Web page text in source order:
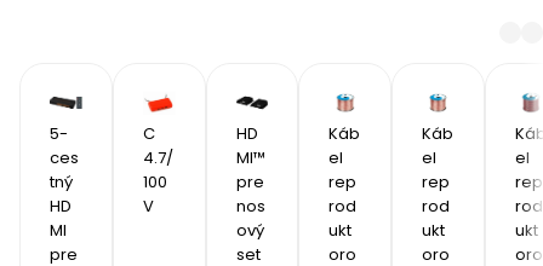
5-
ces
tný
HD
MI
pre
C
4.7/
100
V
HD
MI™
pre
nos
ový
set
Káb
el
rep
rod
ukt
oro
Káb
el
rep
rod
ukt
oro
el
rep
rod
ukt
oro